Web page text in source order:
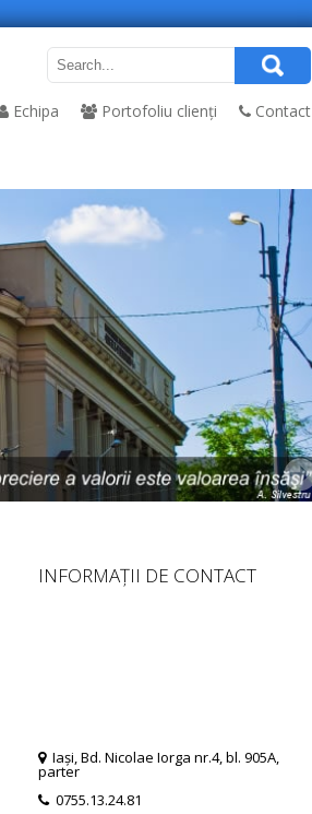
Echipa Portofoliu clienți Contact
INFORMAȚII DE CONTACT
Iaşi, Bd. Nicolae Iorga nr.4, bl. 905A,
parter
0755.13.24.81